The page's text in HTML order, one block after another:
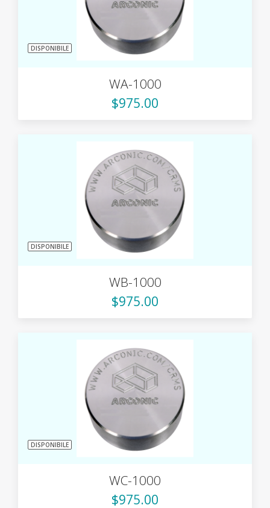
DISPONIBILE
WA-1000
$975.00
DISPONIBILE
WB-1000
$975.00
DISPONIBILE
WC-1000
$975.00